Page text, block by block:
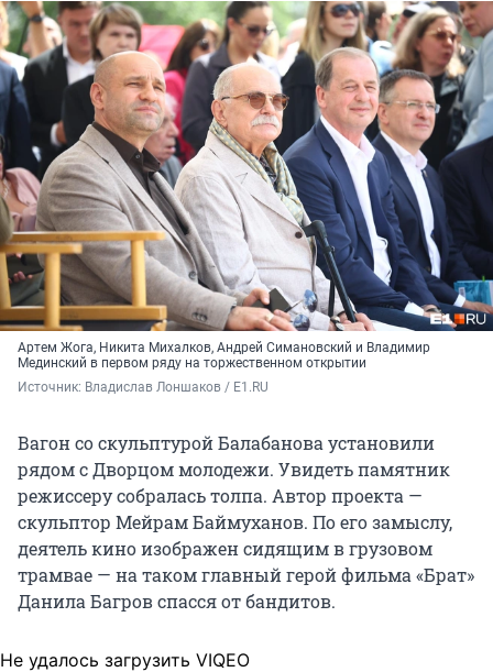
Артем Жога, Никита Михалков, Андрей Симановский и Владимир
Мединский в первом ряду на торжественном открытии
Источник: Владислав Лоншаков / E1.RU
Вагон со скульптурой Балабанова установили
рядом с Дворцом молодежи. Увидеть памятник
режиссеру собралась толпа. Автор проекта —
скульптор Мейрам Баймуханов. По его замыслу,
деятель кино изображен сидящим в грузовом
трамвае — на таком главный герой фильма «Брат»
Данила Багров спасся от бандитов.
Не удалось загрузить VIQEO